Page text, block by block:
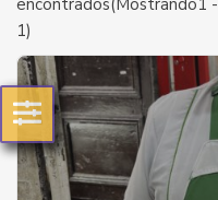
encontrados(Mostrando1 -
1)